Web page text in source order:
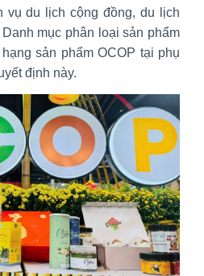
vụ du lịch cộng đồng, du lịch
mục phân loại sản phẩm
sản phẩm OCOP tại phụ
định này.